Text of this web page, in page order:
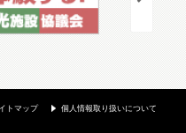
トマップ 個人情報取り扱いについて